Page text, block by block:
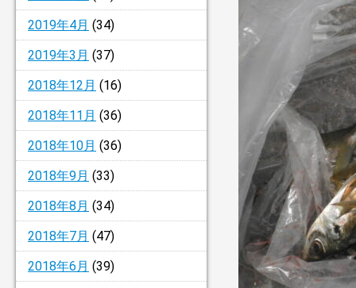
2019年4月 (34)
2019年3月 (37)
2018年12月 (16)
2018年11月 (36)
2018年10月 (36)
2018年9月 (33)
2018年8月 (34)
2018年7月 (47)
2018年6月 (39)